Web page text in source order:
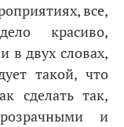
все,
красиво,
в двух словах,
такой, что
сделать так,
и